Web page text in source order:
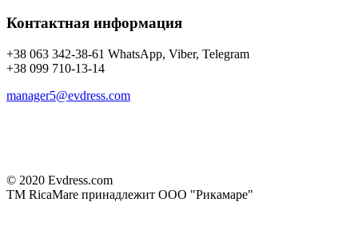
Контактная информация
+38 063 342-38-61 WhatsApp, Viber, Telegram
+38 099 710-13-14
manager5@evdress.com
© 2020 Evdress.com
ТМ RicaMare принадлежит ООО "Рикамаре"